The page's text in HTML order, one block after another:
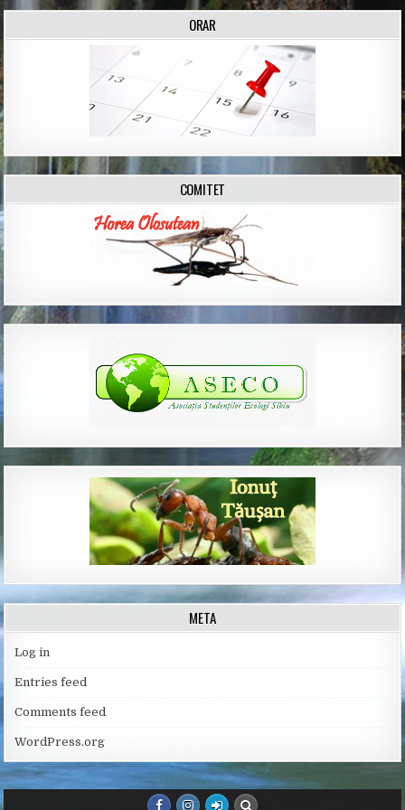
ORAR
COMITET
META
Log in
Entries feed
Comments feed
WordPress.org